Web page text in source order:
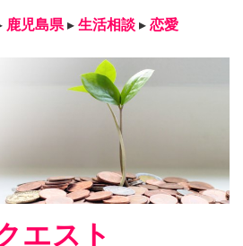
鹿児島県 ▸ 生活相談 ▸ 恋愛
エスト